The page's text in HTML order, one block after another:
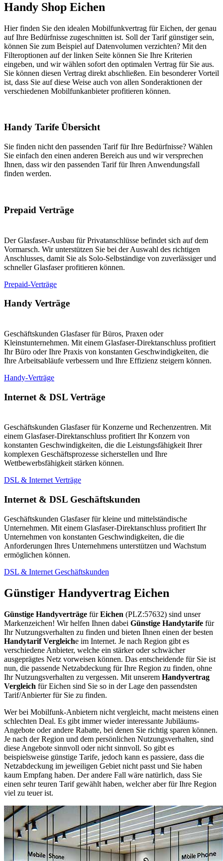
Handy Shop Eichen
Hier finden Sie den idealen Mobilfunkvertrag für Eichen, der genau
auf Ihre Bedürfnisse zugeschnitten ist. Soll der Tarif günstiger sein,
können Sie zum Beispiel auf Datenvolumen verzichten? Mit den
Filteroptionen auf der linken Seite können Sie Ihre Kriterien
eingeben, und wir wählen sofort den optimalen Vertrag für Sie aus.
Sie können diesen Vertrag direkt abschließen. Ein besonderer Vorteil
ist, dass Sie auf diese Weise auch von allen Sonderaktionen der
verschiedenen Mobilfunkanbieter profitieren können.
Handy Tarife Übersicht
Sie finden nicht den passenden Tarif für Ihre Bedürfnisse? Wählen
Sie einfach den einen anderen Bereich aus und wir versprechen
Ihnen, dass wir den passenden Tarif für Ihren Anwendungsfall
finden werden.
Prepaid Verträge
Der Glasfaser-Ausbau für Privatanschlüsse befindet sich auf dem
Vormarsch. Wir unterstützen Sie bei der Auswahl des richtigen
Anschlusses, damit Sie als Solo-Selbständige von zuverlässiger und
schneller Glasfaser profitieren können.
Prepaid-Verträge
Handy Verträge
Geschäftskunden Glasfaser für Büros, Praxen oder
Kleinstunternehmen. Mit einem Glasfaser-Direktanschluss profitiert
Ihr Büro oder Ihre Praxis von konstanten Geschwindigkeiten, die
Ihre Arbeitsabläufe verbessern und Ihre Effizienz steigern können.
Handy-Verträge
Internet & DSL Verträge
Geschäftskunden Glasfaser für Konzerne und Rechenzentren. Mit
einem Glasfaser-Direktanschluss profitiert Ihr Konzern von
konstanten Geschwindigkeiten, die die Leistungsfähigkeit Ihrer
komplexen Geschäftsprozesse sicherstellen und Ihre
Wettbewerbsfähigkeit stärken können.
DSL & Internet Verträge
Internet & DSL Geschäftskunden
Geschäftskunden Glasfaser für kleine und mittelständische
Unternehmen. Mit einem Glasfaser-Direktanschluss profitiert Ihr
Unternehmen von konstanten Geschwindigkeiten, die die
Anforderungen Ihres Unternehmens unterstützen und Wachstum
ermöglichen können.
DSL & Internet Geschäftskunden
Günstiger Handyvertrag Eichen
Günstige Handyverträge fürEichen (PLZ:57632) sind unser
Markenzeichen! Wir helfen Ihnen dabei Günstige Handytarife für
Ihr Nutzungsverhalten zu finden und bieten Ihnen einen der besten
Handytarif Vergleiche im Internet. Je nach Region gibt es
verschiedene Anbieter, welche ein stärker oder schwächer
ausgeprägtes Netz vorweisen können. Das entscheidende für Sie ist
nun, die passende Netzabdeckung für Ihre Region zu finden, ohne
Ihr Nutzungsverhalten zu vergessen. Mit unserem Handyvertrag
Vergleich für Eichen sind Sie so in der Lage den passendsten
Tarif/Anbierter für Sie zu finden.
Wer bei Mobilfunk-Anbietern nicht vergleicht, macht meistens einen
schlechten Deal. Es gibt immer wieder interessante Jubiläums-
Angebote oder andere Rabatte, bei denen Sie richtig sparen können.
Je nach der Region und dem persönlichen Nutzungsverhalten, sind
diese Angebote sinnvoll oder nicht sinnvoll. So gibt es
beispielsweise günstige Tarife, jedoch kann es passiere, dass die
Netzabdeckung im jeweiligen Gebiet nicht passt und Sie haben
kaum Empfang haben. Der andere Fall wäre natürlich, dass Sie
einen sehr teuren Tarif gewählt haben, welcher aber für Ihre Region
viel zu teuer ist.